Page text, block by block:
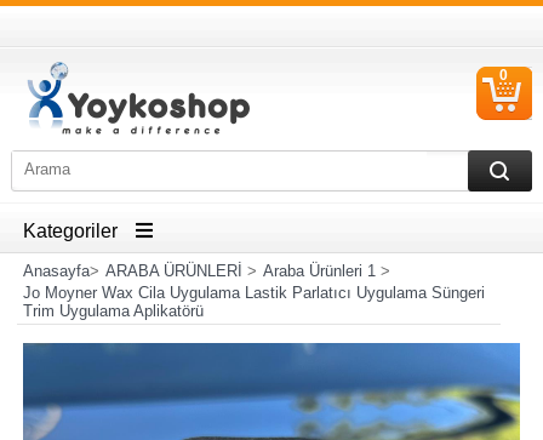
0
Kategoriler
Anasayfa> ARABA ÜRÜNLERİ > Araba Ürünleri 1>
Jo Moyner Wax Cila Uygulama Lastik Parlatıcı Uygulama Süngeri
Trim Uygulama Aplikatörü